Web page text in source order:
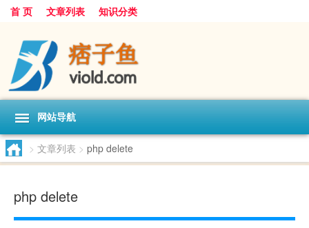
首 页 文章列表 知识分类
网站导航
> 文章列表 > php delete
php delete